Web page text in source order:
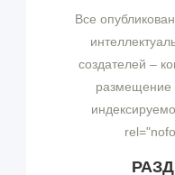
Все
создателей –
размещение